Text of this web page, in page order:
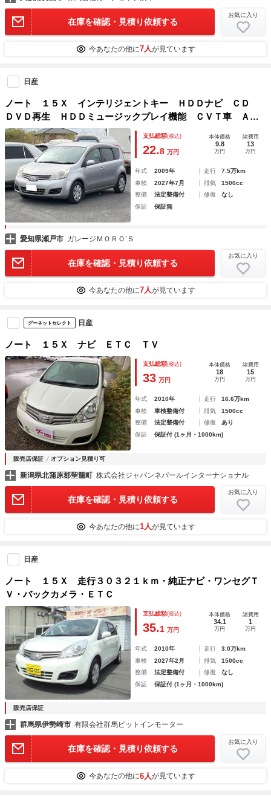
在庫を確認・見積り依頼する
お気に入り
今あなたの他に7人が見ています
日産
ノート １５Ｘ インテリジェントキー ＨＤＤナビ ＣＤ
ＤＶＤ再生 ＨＤＤミュージックプレイ機能 ＣＶＴ車 ＡＢ
Ｓ エアコン ワンオーナー 電動格納ミラー 盗難防止シス
テム 衝突安全ボディ
支払総額(税込)
22.8 万円
本体価格
9.8
万円
諸費用
13
万円
年式 2009年 走行
7.5万km
車検
2027年7月 排気
1500cc
整備
法定整備付 修復
なし
保証
保証無
愛知県瀬戸市 ガレージＭＯＲＯ’Ｓ
在庫を確認・見積り依頼する
お気に入り
今あなたの他に7人が見ています
グーネットセレクト 日産
ノート １５Ｘ ナビ ＥＴＣ ＴＶ
支払総額(税込)
33 万円
本体価格
18
万円
諸費用
15
万円
年式 2010年 走行
16.6万km
車検
車検整備付 排気
1500cc
整備
法定整備付 修復
あり
保証
保証付 (1ヶ月・1000km)
販売店保証 オプション見積り可
新潟県北蒲原郡聖籠町 株式会社ジャパンネパールインターナショナル
在庫を確認・見積り依頼する
お気に入り
今あなたの他に1人が見ています
日産
ノート １５Ｘ 走行３０３２１ｋｍ・純正ナビ・ワンセグＴ
Ｖ・バックカメラ・ＥＴＣ
支払総額(税込)
35.1 万円
本体価格
34.1
万円
諸費用
1
万円
年式 2010年 走行
3.0万km
車検
2027年2月 排気
1500cc
整備
法定整備付 修復
なし
保証
保証付 (1ヶ月・1000km)
販売店保証
群馬県伊勢崎市 有限会社群馬ピットインモーター
在庫を確認・見積り依頼する
お気に入り
今あなたの他に6人が見ています